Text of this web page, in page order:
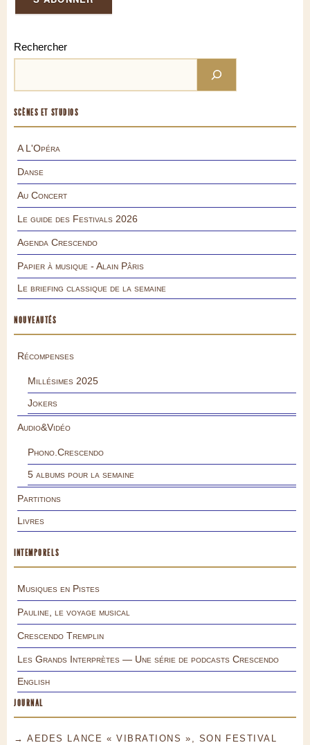
Rechercher
SCÈNES ET STUDIOS
A L'Opéra
Danse
Au Concert
Le guide des Festivals 2026
Agenda Crescendo
Papier à musique - Alain Pâris
Le briefing classique de la semaine
NOUVEAUTÉS
Récompenses
Millésimes 2025
Jokers
Audio&Vidéo
Phono.Crescendo
5 albums pour la semaine
Partitions
Livres
INTEMPORELS
Musiques en Pistes
Pauline, le voyage musical
Crescendo Tremplin
Les Grands Interprètes — Une série de podcasts Crescendo
English
JOURNAL
→ AEDES LANCE « VIBRATIONS », SON FESTIVAL